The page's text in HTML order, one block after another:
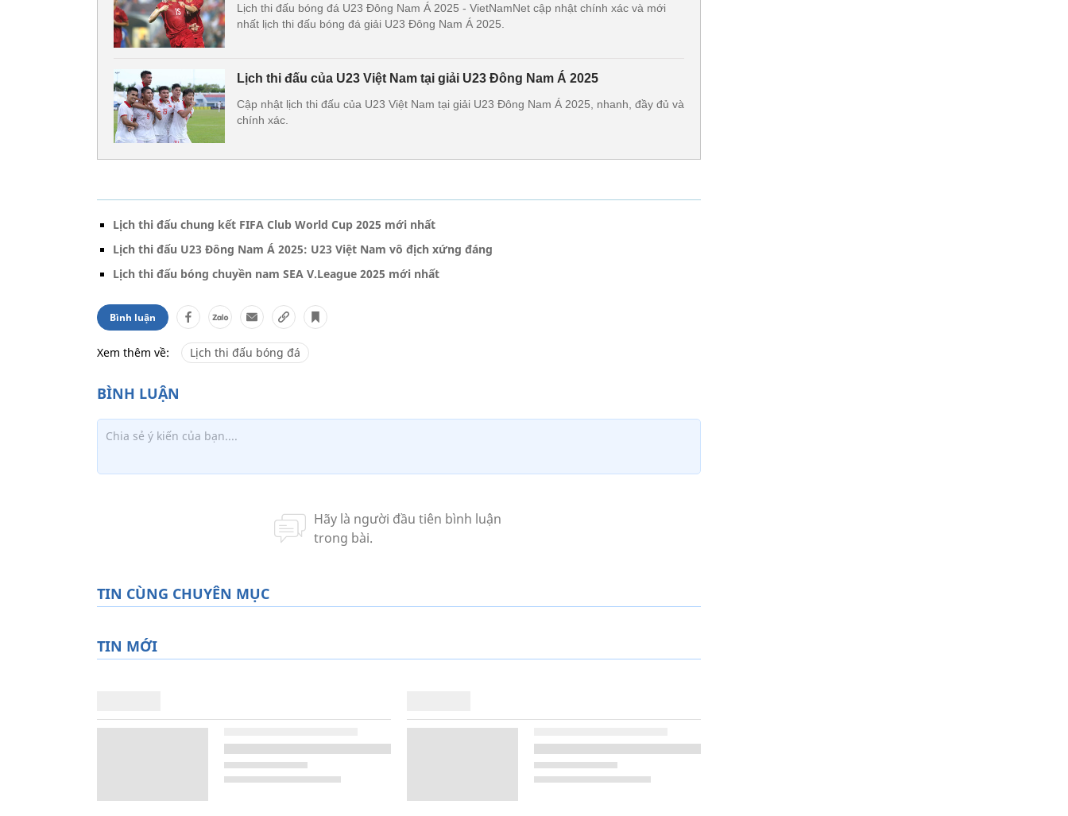
Lịch thi đấu bóng đá U23 Đông Nam Á 2025 - VietNamNet cập nhật chính xác và mới
nhất lịch thi đấu bóng đá giải U23 Đông Nam Á 2025.
Lịch thi đấu của U23 Việt Nam tại giải U23 Đông Nam Á 2025
Cập nhật lịch thi đấu của U23 Việt Nam tại giải U23 Đông Nam Á 2025, nhanh, đầy đủ và
chính xác.
Lịch thi đấu chung kết FIFA Club World Cup 2025 mới nhất
Lịch thi đấu U23 Đông Nam Á 2025: U23 Việt Nam vô địch xứng đáng
Lịch thi đấu bóng chuyền nam SEA V.League 2025 mới nhất
Bình luận
Xem thêm về: Lịch thi đấu bóng đá
TIN CÙNG CHUYÊN MỤC
TIN MỚI